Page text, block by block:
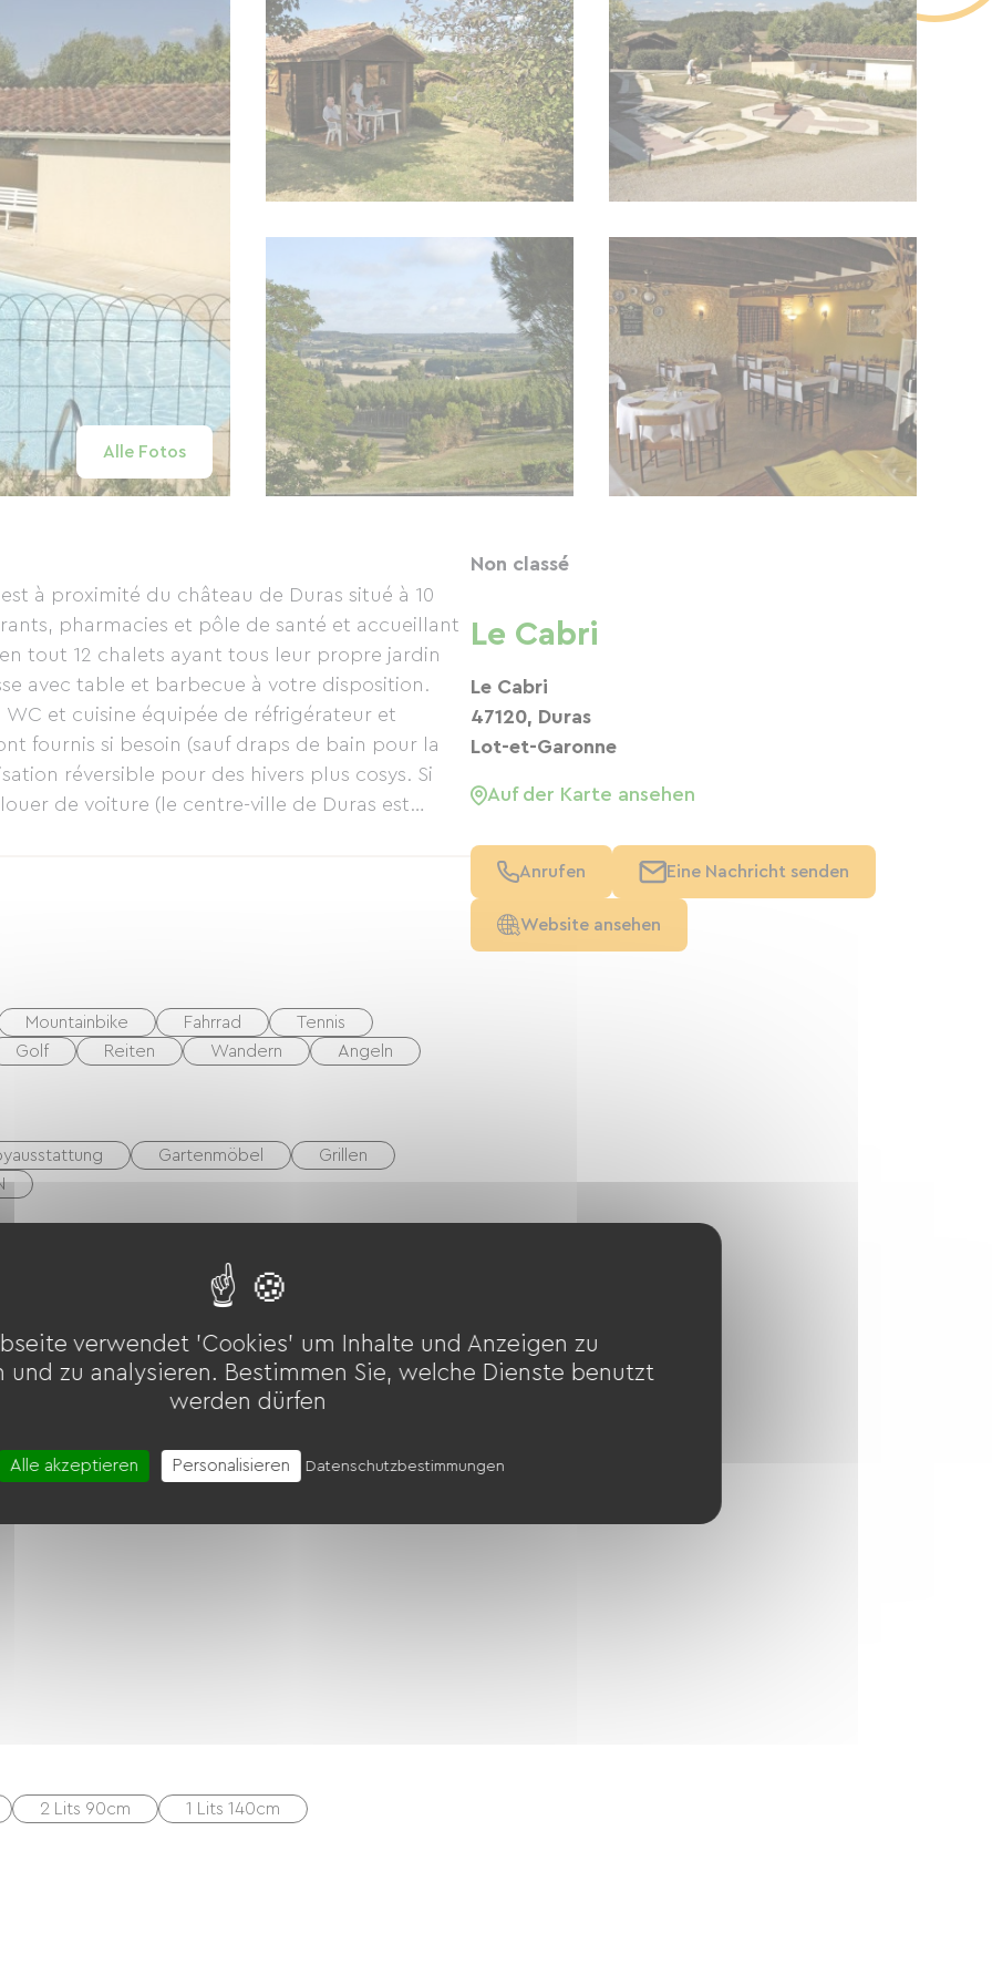
Alle Fotos
pharmacies et pôle de santé et accueillant
ayant tous leur propre jardin
disposition.
et
fournis si besoin (sauf draps de bain pour la
réversible pour des hivers plus cosys. Si
Mountainbike Fahrrad
Tennis
Golf
Reiten Wandern Angeln
Gartenmöbel
Grillen
2 Lits 90cm 1 Lits 140cm
Non classé
Le Cabri
Le Cabri
47120, Duras
Lot-et-Garonne
Auf der Karte ansehen
Anrufen Eine Nachricht senden
Website ansehen
verwendet 'Cookies' um Inhalte und Anzeigen zu
und zu analysieren. Bestimmen Sie, welche Dienste benutzt
werden dürfen
Alle akzeptieren Personalisieren Datenschutzbestimmungen